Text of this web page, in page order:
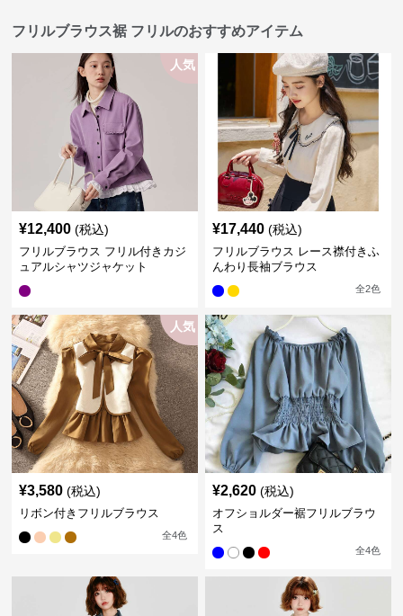
フリルブラウス裾 フリルのおすすめアイテム
人気
¥12,400 (税込)
フリルブラウス フリル付きカジ
ュアルシャツジャケット
¥17,440 (税込)
フリルブラウス レース襟付きふ
んわり長袖ブラウス
全2色
人気
¥3,580 (税込)
リボン付きフリルブラウス
全4色
¥2,620 (税込)
オフショルダー裾フリルブラウ
ス
全4色